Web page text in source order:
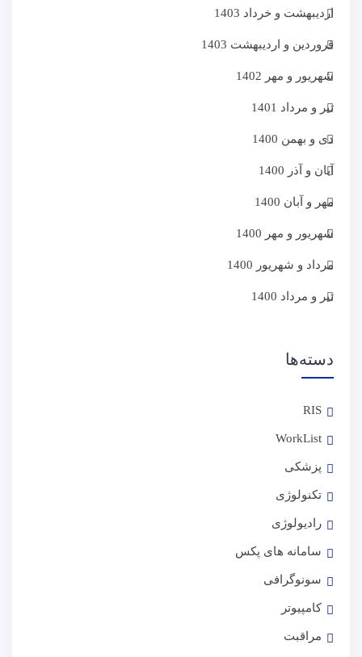
اردیبهشت و خرداد 1403
فروردین و اردیبهشت 1403
شهریور و مهر 1402
تیر و مرداد 1401
دی و بهمن 1400
آبان و آذر 1400
مهر و آبان 1400
شهریور و مهر 1400
مرداد و شهریور 1400
تیر و مرداد 1400
دسته‌ها
RIS
WorkList
پزشکی
تکنولوژی
رادیولوژی
سامانه های پکس
سونوگرافی
کامپیوتر
مراقبت